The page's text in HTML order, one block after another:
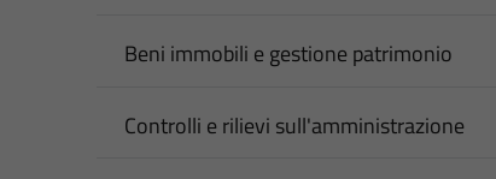
Beni immobili e gestione patrimonio
Controlli e rilievi sull'amministrazione